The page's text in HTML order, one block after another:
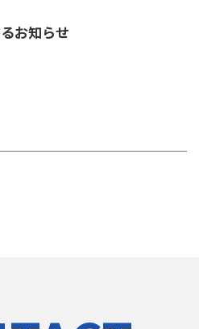
お知らせ